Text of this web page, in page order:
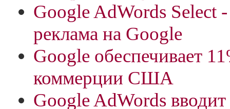
Google AdWords Select -
реклама на Google
Google обеспечивает
коммерции США
Google AdWords